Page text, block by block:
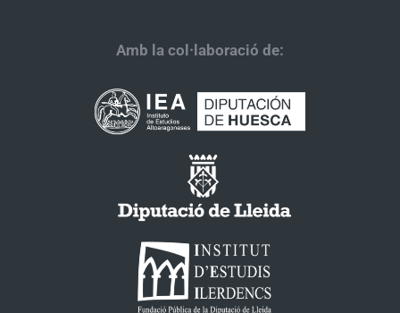
Amb la col·laboració de: